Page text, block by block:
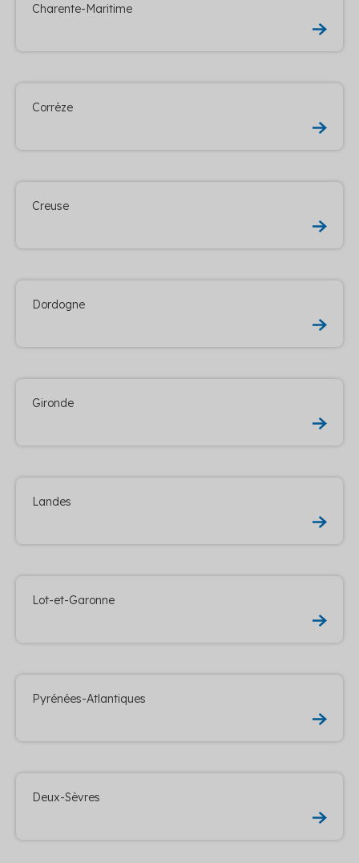
Charente-Maritime
Corrèze
Creuse
Dordogne
Gironde
Landes
Lot-et-Garonne
Pyrénées-Atlantiques
Deux-Sèvres